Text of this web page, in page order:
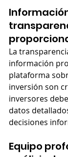
La
información
plataforma
inversión son
inversores
datos
decisiones
Equipo